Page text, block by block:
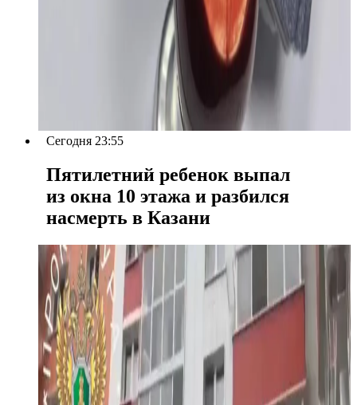
Сегодня 23:55
Пятилетний ребенок выпал
из окна 10 этажа и разбился
насмерть в Казани